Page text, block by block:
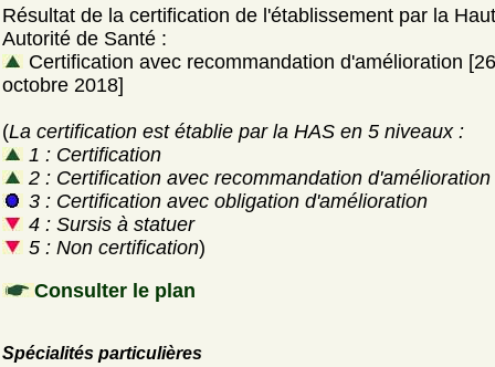
Résultat de la certification de l'établissement par la
Autorité de Santé :
Certification avec recommandation d'amélioration [26
octobre 2018]
(La certification est établie par la HAS en 5 niveaux :
1 : Certification
2 : Certification avec recommandation d'amélioration
3 : Certification avec obligation d'amélioration
4 : Sursis à statuer
5 : Non certification)
Consulter le plan
Spécialités particulières